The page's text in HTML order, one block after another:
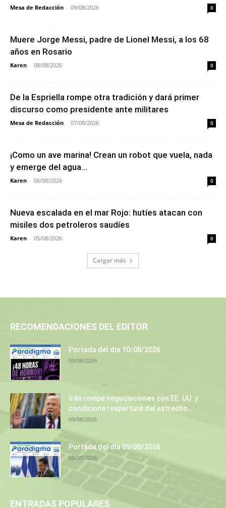
Mesa de Redacción - 09/08/2026 0
Muere Jorge Messi, padre de Lionel Messi, a los 68
años en Rosario
Karen - 08/08/2026 0
De la Espriella rompe otra tradición y dará primer
discurso como presidente ante militares
Mesa de Redacción - 07/08/2026 0
¡Como un ave marina! Crean un robot que vuela, nada
y emerge del agua...
Karen - 06/08/2026 0
Nueva escalada en el mar Rojo: hutíes atacan con
misiles dos petroleros saudíes
Karen - 05/08/2026 0
Cargar más
RECOMENDACIONES DEL EDITOR
Portada del día 10/08/2026
09/08/2026
Irán rompe negociaciones con EE. UU. y
condiciona reapertura del estrecho...
09/08/2026
Portada del día 09/08/2026
08/08/2026
ENTRADAS POPULARES